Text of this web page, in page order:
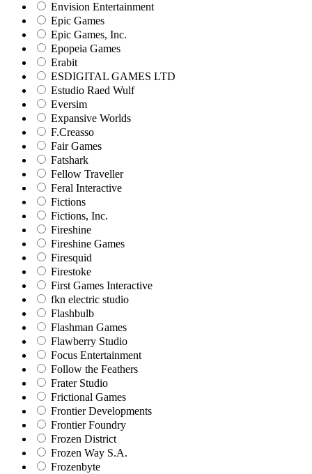
Envision Entertainment
Epic Games
Epic Games, Inc.
Epopeia Games
Erabit
ESDIGITAL GAMES LTD
Estudio Raed Wulf
Eversim
Expansive Worlds
F.Creasso
Fair Games
Fatshark
Fellow Traveller
Feral Interactive
Fictions
Fictions, Inc.
Fireshine
Fireshine Games
Firesquid
Firestoke
First Games Interactive
fkn electric studio
Flashbulb
Flashman Games
Flawberry Studio
Focus Entertainment
Follow the Feathers
Frater Studio
Frictional Games
Frontier Developments
Frontier Foundry
Frozen District
Frozen Way S.A.
Frozenbyte